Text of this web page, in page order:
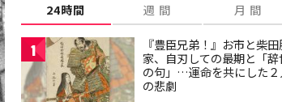
24時間 週 間 月 間
1
『豊臣兄弟！』お市と柴
家、自刃しての最期と「辞
の句」…運命を共にした２
の悲劇